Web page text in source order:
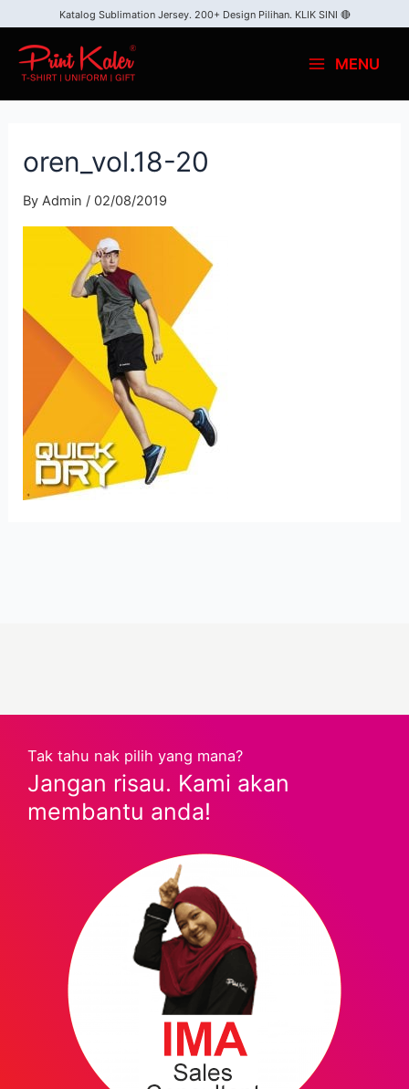
Katalog Sublimation Jersey. 200+ Design Pilihan. KLIK SINI 🔴
MENU
oren_vol.18-20
ByAdmin / 02/08/2019
Tak tahu nak pilih yang mana?
Jangan risau. Kami akan
membantu anda!